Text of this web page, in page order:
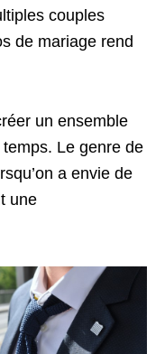
couples
de mariage rend
un ensemble
Le genre de
a envie de
une